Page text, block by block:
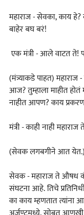
महाराज - सेवका, काय
बाहेर बघ बरं!
एक मंत्री - आले वाटत
(मंत्र्याकडे पाहत)
आज? तुम्हाला माहीत
नाहीत आपण? काय
मंत्री - काही नाही
(सेवक लगबगीने आत येत.)
सेवक - महाराज ते औषध
संघटना आहे. तिचे
का काय म्हणतात त्यांना